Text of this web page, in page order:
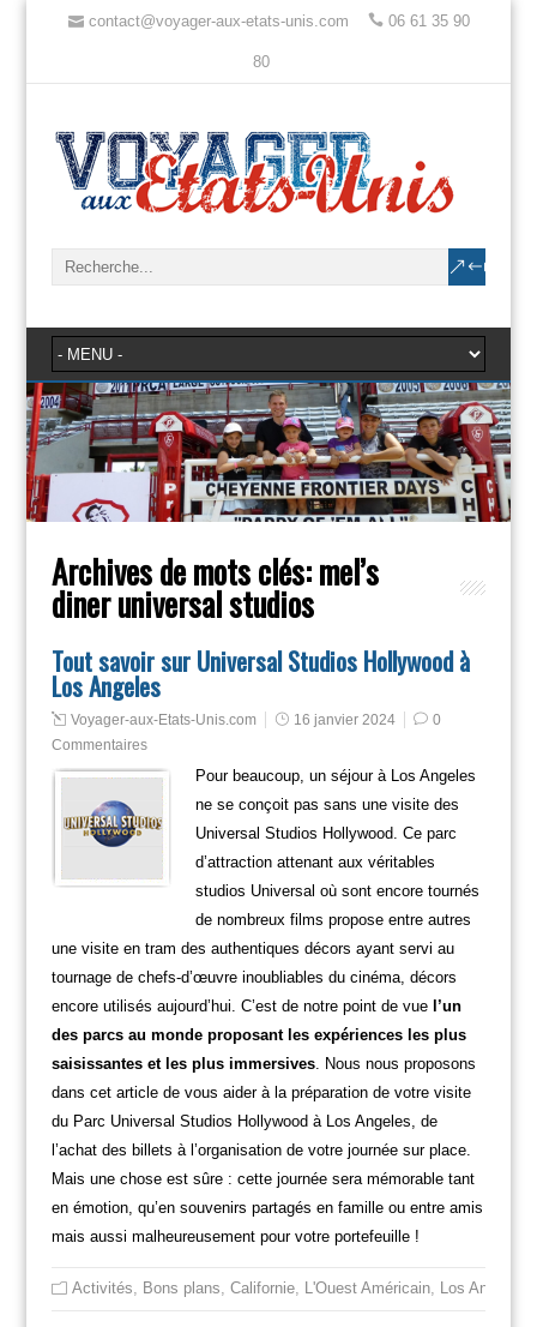
contact@voyager-aux-etats-unis.com 06 61 35 90
80
Archives de mots clés:mel’s
diner universal studios
Tout savoir sur Universal Studios Hollywood à
Los Angeles
Voyager-aux-Etats-Unis.com 16 janvier 2024
0
Commentaires
Pour beaucoup, un séjour à Los Angeles
ne se conçoit pas sans une visite des
Universal Studios Hollywood. Ce parc
d’attraction attenant aux véritables
studios Universal où sont encore tournés
de nombreux films propose entre autres
une visite en tram des authentiques décors ayant servi au
tournage de chefs-d’œuvre inoubliables du cinéma, décors
encore utilisés aujourd’hui. C’est de notre point de vue l’un
des parcs au monde proposant les expériences les plus
saisissantes et les plus immersives. Nous nous proposons
dans cet article de vous aider à la préparation de votre visite
du Parc Universal Studios Hollywood à Los Angeles, de
l’achat des billets à l’organisation de votre journée sur place.
Mais une chose est sûre : cette journée sera mémorable tant
en émotion, qu’en souvenirs partagés en famille ou entre amis
mais aussi malheureusement pour votre portefeuille !
Activités Bons plans Californie, L'Ouest Américain, Los Angeles